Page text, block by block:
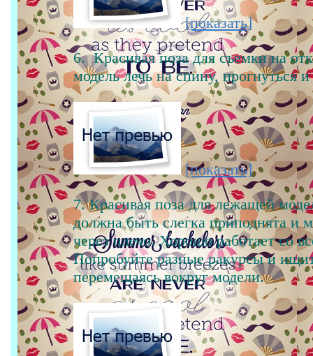
[показать]
6. Красивая поза для съемки на
модель лечь на спину, прогнуться
[показать]
7. Красивая поза для лежащей
должна быть слегка приподнята и
через плечо. Хорошо работает со
Попробуйте разные ракурсы и
перемещаясь вокруг модели.